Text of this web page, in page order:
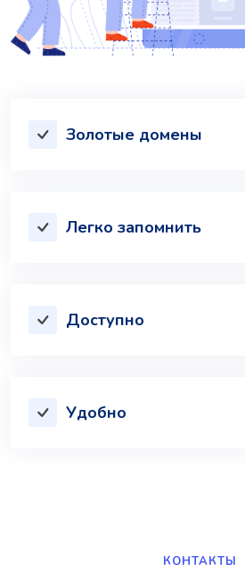
Золотые домены
Легко запомнить
Доступно
Удобно
КОНТАКТЫ